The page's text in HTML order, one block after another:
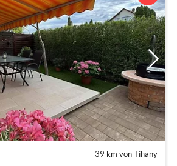
39 km von Tihany